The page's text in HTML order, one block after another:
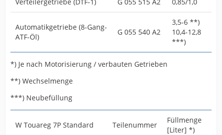
Automatikgetriebe (8-Gang-
ATF-Öl)
G 055 540 A2
3,5-6 **)
10,4-12,8
***)
*) Je nach Motorisierung / verbauten Getrieben
**) Wechselmenge
***) Neubefüllung
W Touareg 7P Standard Teilenummer
Füllmenge
[Liter] *)